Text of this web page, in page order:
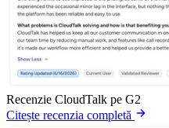
Recenzie CloudTalk pe G2
Citește recenzia completă